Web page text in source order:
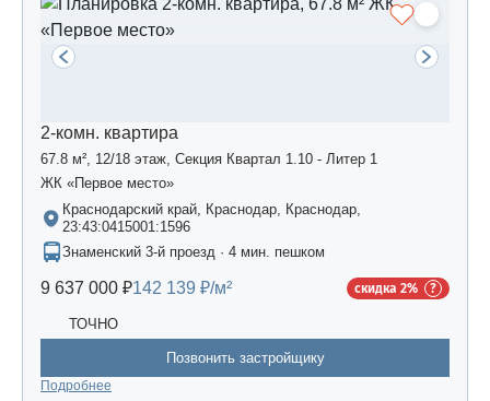
2-комн. квартира
67.8 м², 12/18 этаж, Секция Квартал 1.10 - Литер 1
ЖК «Первое место»
Краснодарский край, Краснодар, Краснодар,
23:43:0415001:1596
Знаменский 3-й проезд · 4 мин. пешком
9 637 000 ₽142 139 ₽/м² скидка 2%
ТОЧНО
Позвонить застройщику
Подробнее